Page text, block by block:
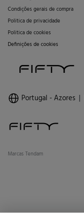
Condições gerais de compra
Politica de privacidade
Politica de cookies
Definições de cookies
Portugal - Azores
Marcas Tendam